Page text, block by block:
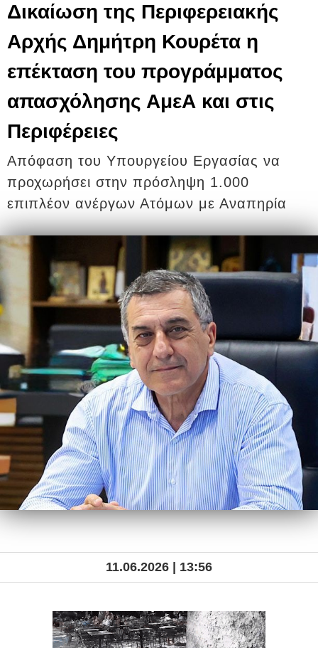
Δικαίωση της Περιφερειακής
Αρχής Δημήτρη Κουρέτα η
επέκταση του προγράμματος
απασχόλησης ΑμεΑ και στις
Περιφέρειες
Aπόφαση του Υπουργείου Εργασίας να
προχωρήσει στην πρόσληψη 1.000
επιπλέον ανέργων Ατόμων με Αναπηρία
11.06.2026 | 13:56